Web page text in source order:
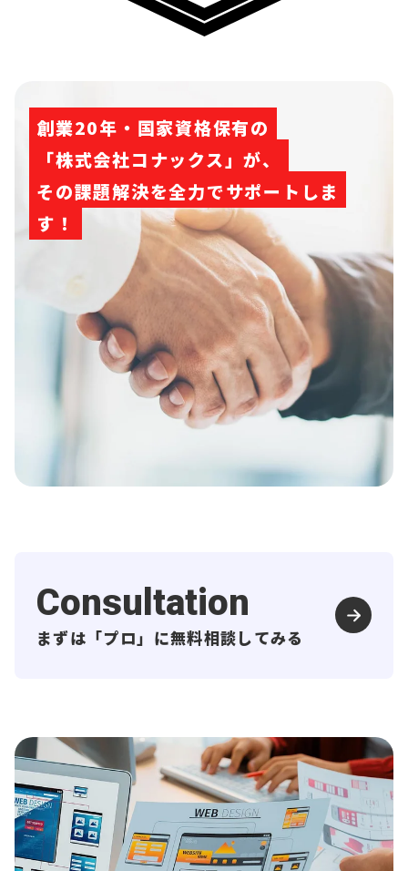
創業20年・国家資格保有の
「株式会社コナックス」が、
その課題解決を全力でサポートしま
す！
Consultation
まずは「プロ」に無料相談してみる